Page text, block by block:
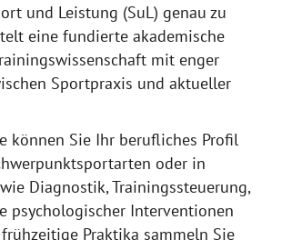
und Leistung (SuL) genau zu
eine fundierte akademische
mit enger
Sportpraxis und aktueller
können Sie Ihr berufliches Profil
oder in
Diagnostik, Trainingssteuerung,
psychologischer Interventionen
Praktika sammeln Sie